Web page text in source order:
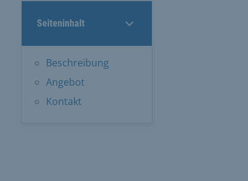
Seiteninhalt
Beschreibung
Angebot
Kontakt